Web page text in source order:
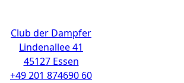
Club der Dampfer
Lindenallee 41
45127 Essen
+49 201 874690 60